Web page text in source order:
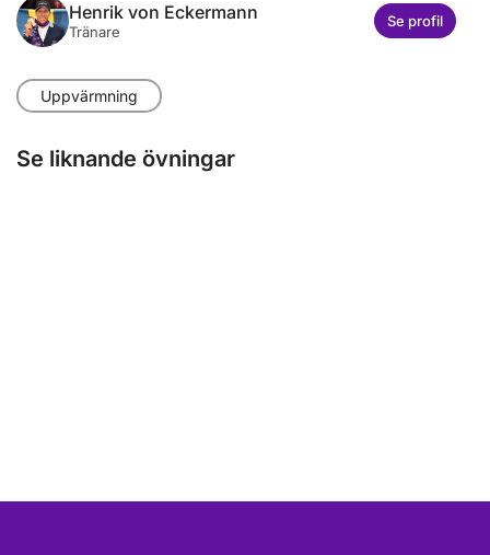
Henrik von Eckermann
Tränare
Se profil
Uppvärmning
Se liknande övningar